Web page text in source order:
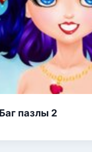
пазлы 2